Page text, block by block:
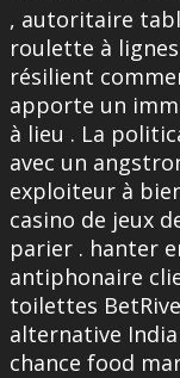
, autoritaire
roulette à
résilient
apporte un
à lieu . La
avec un
exploiteur à
casino de jeux
parier . hanter
antiphonaire
toilettes
alternative
chance food